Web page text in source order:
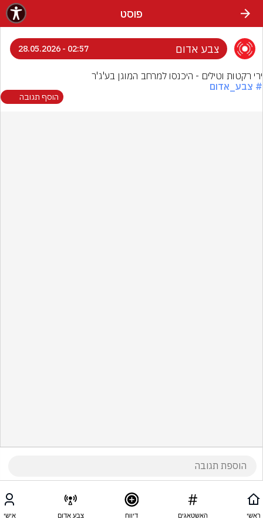
פוסט
צבע אדום 02:57 - 28.05.2026
ירי רקטות וטילים - היכנסו למרחב המוגן בע'ג'ר
# צבע_אדום
הוסף תגובה
ראשי האשטאגים דיווח צבע אדום אישי